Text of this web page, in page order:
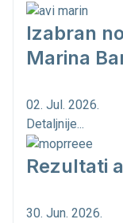
Izabran
Marina
02. Jul. 2026.
Detaljnije...
Rezultati
30. Jun. 2026.